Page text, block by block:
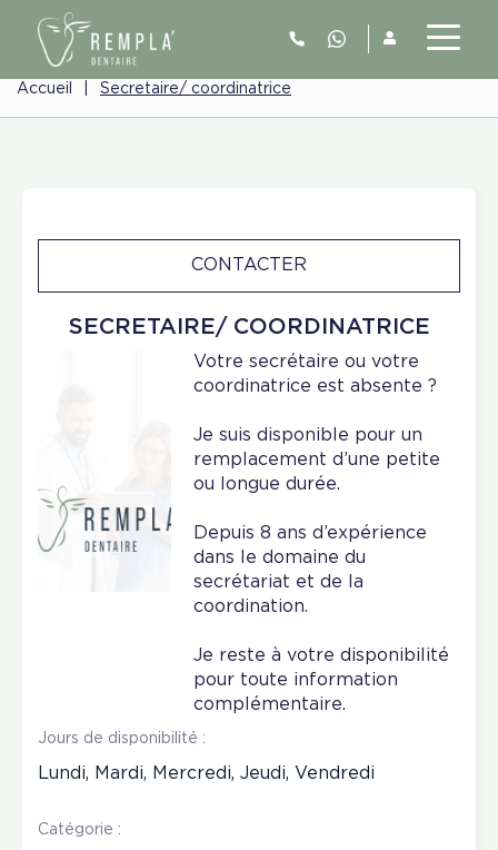
Accueil Secretaire/ coordinatrice
SECRETAIRE/ COORDINATRICE
CONTACTER
Votre secrétaire ou votre
coordinatrice est absente ?
Je suis disponible pour un
remplacement d’une petite
ou longue durée.
Depuis 8 ans d’expérience
dans le domaine du
secrétariat et de la
coordination.
Je reste à votre disponibilité
pour toute information
complémentaire.
Jours de disponibilité :
Lundi, Mardi, Mercredi, Jeudi, Vendredi
Catégorie :